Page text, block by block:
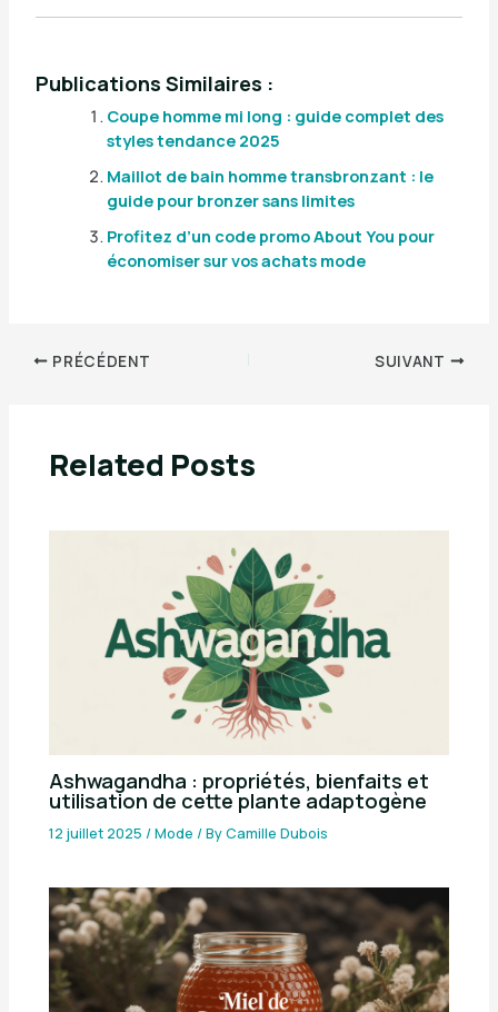
Publications Similaires :
Coupe homme mi long : guide complet des
styles tendance 2025
Maillot de bain homme transbronzant : le
guide pour bronzer sans limites
Profitez d’un code promo About You pour
économiser sur vos achats mode
PRÉCÉDENT SUIVANT
Related Posts
Ashwagandha : propriétés, bienfaits et
utilisation de cette plante adaptogène
12 juillet 2025/Mode / ByCamille Dubois